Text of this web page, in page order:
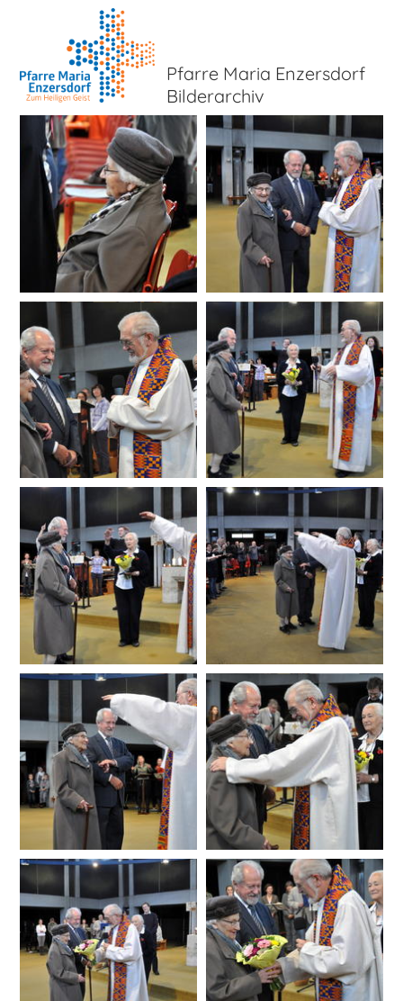
Pfarre Maria Enzersdorf
Bilderarchiv